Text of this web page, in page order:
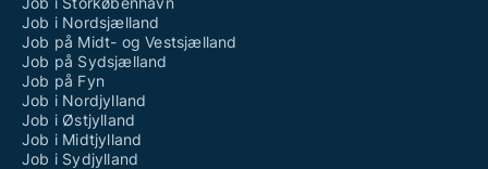
Job i Nordsjælland
Job på Midt- og Vestsjælland
Job på Sydsjælland
Job på Fyn
Job i Nordjylland
Job i Østjylland
Job i Midtjylland
Job i Sydjylland